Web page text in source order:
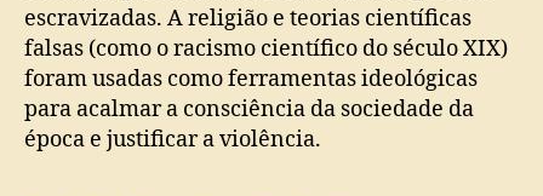
escravizadas. A religião e teorias científicas
falsas (como o racismo científico do século XIX)
foram usadas como ferramentas ideológicas
para acalmar a consciência da sociedade da
época e justificar a violência.